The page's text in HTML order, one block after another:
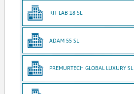
RIT LAB 18 SL
ADAM 55 SL
PREMURTECH GLOBAL LUXURY SL